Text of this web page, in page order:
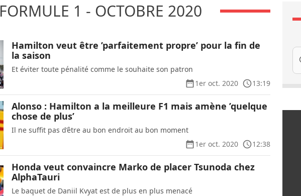
FORMULE 1 - OCTOBRE 2020
Hamilton veut être ’parfaitement propre’ pour la fin de
la saison
Et éviter toute pénalité comme le souhaite son patron
1er oct. 2020
13:19
Alonso : Hamilton a la meilleure F1 mais amène ’quelque
chose de plus’
Il ne suffit pas d’être au bon endroit au bon moment
1er oct. 2020
12:38
Honda veut convaincre Marko de placer Tsunoda chez
AlphaTauri
Le baquet de Daniil Kvyat est de plus en plus menacé